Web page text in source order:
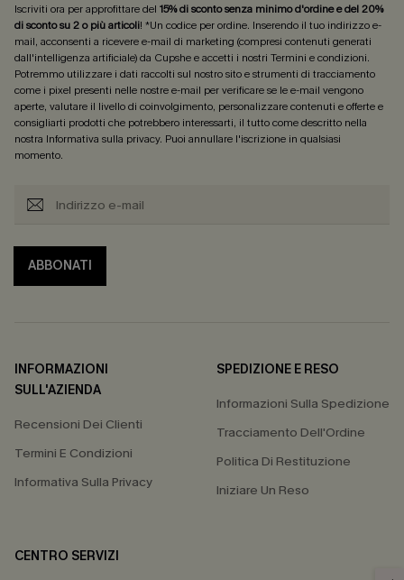
Iscriviti ora per approfittare del 15% di sconto senza minimo d'ordine e del 20%
di sconto su 2 o più articoli! *Un codice per ordine. Inserendo il tuo indirizzo e-
mail, acconsenti a ricevere e-mail di marketing (compresi contenuti generati
dall'intelligenza artificiale) da Cupshe e accetti i nostri Termini e condizioni.
Potremmo utilizzare i dati raccolti sul nostro sito e strumenti di tracciamento
come i pixel presenti nelle nostre e-mail per verificare se le e-mail vengono
aperte, valutare il livello di coinvolgimento, personalizzare contenuti e offerte e
consigliarti prodotti che potrebbero interessarti, il tutto come descritto nella
nostra Informativa sulla privacy. Puoi annullare l'iscrizione in qualsiasi
momento.
ABBONATI
INFORMAZIONI
SULL'AZIENDA
Recensioni Dei Clienti
Termini E Condizioni
Informativa Sulla Privacy
SPEDIZIONE E RESO
Informazioni Sulla Spedizione
Tracciamento Dell'Ordine
Politica Di Restituzione
Iniziare Un Reso
CENTRO SERVIZI